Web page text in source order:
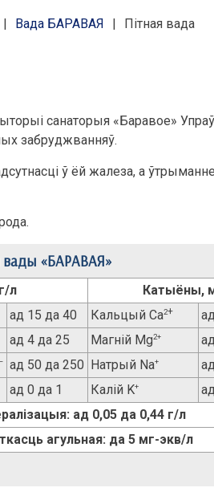
Вада БАРАВАЯ Пітная вада
санаторыя «Баравое»
забруджванняў.
ў ёй жалеза, а
вады «БАРАВАЯ»
л
Катыёны,
ад 15 да 40 Кальцый Ca2+
ад 4 да 25 Магній Mg2+
ад 50 да 250 Натрый Na+
ад 0 да 1 Калій K+
ад 0,05 да 0,44 г/л
агульная: да 5 мг-экв/л